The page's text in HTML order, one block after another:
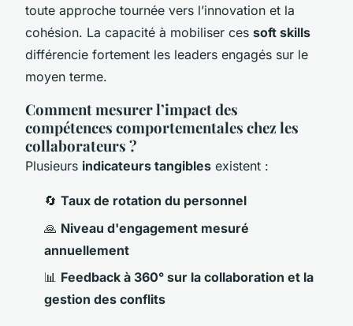
toute approche tournée vers l’innovation et la
cohésion. La capacité à mobiliser ces soft skills
différencie fortement les leaders engagés sur le
moyen terme.
Comment mesurer l’impact des
compétences comportementales chez les
collaborateurs ?
Plusieurs indicateurs tangibles existent :
🔄 Taux de rotation du personnel
🙏 Niveau d'engagement mesuré
annuellement
📊 Feedback à 360° sur la collaboration et la
gestion des conflits